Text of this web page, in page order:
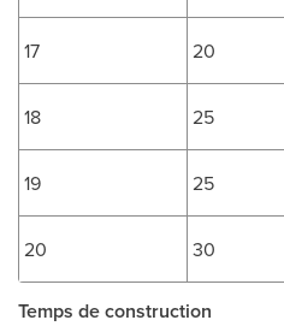
17 20
18 25
19 25
20 30
Temps de construction